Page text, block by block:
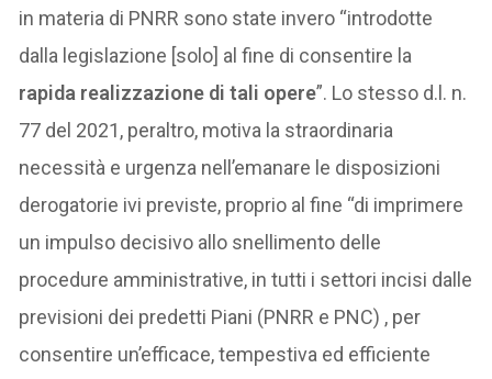
in materia di PNRR sono state invero “introdotte
dalla legislazione [solo] al fine di consentire la
rapida realizzazione di tali opere”. Lo stesso d.l. n.
77 del 2021, peraltro, motiva la straordinaria
necessità e urgenza nell’emanare le disposizioni
derogatorie ivi previste, proprio al fine “di imprimere
un impulso decisivo allo snellimento delle
procedure amministrative, in tutti i settori incisi dalle
previsioni dei predetti Piani (PNRR e PNC) , per
consentire un’efficace, tempestiva ed efficiente